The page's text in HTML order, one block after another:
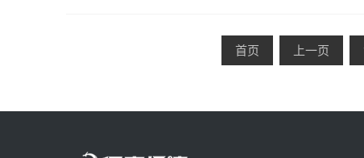
首页 上一页